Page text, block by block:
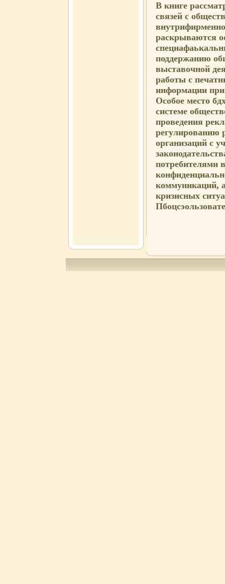
В книге
связей с
раскрываются
поддержанию
выставочной
работы с
информации при
Особое место
системе
проведения
регулированию
организаций с
потребителями
коммуникаций,
кризисных